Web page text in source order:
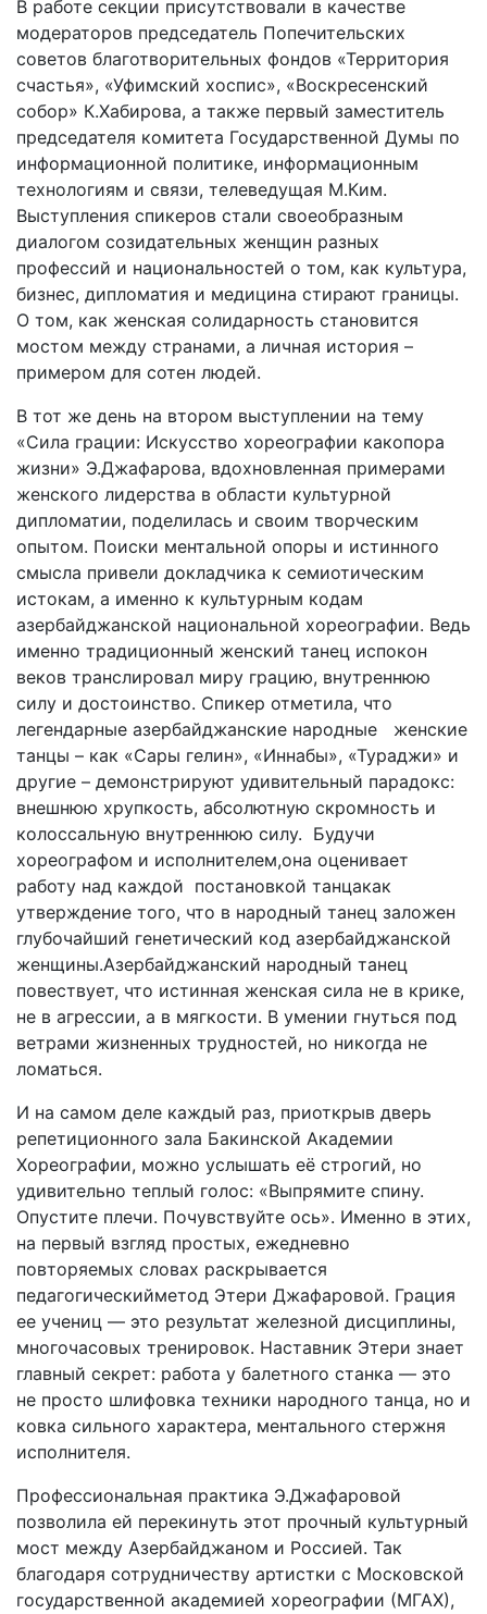
В работе секции присутствовали в качестве
модераторов председатель Попечительских
советов благотворительных фондов «Территория
счастья», «Уфимский хоспис», «Воскресенский
собор» К.Хабирова, а также первый заместитель
председателя комитета Государственной Думы по
информационной политике, информационным
технологиям и связи, телеведущая М.Ким.
Выступления спикеров стали своеобразным
диалогом созидательных женщин разных
профессий и национальностей о том, как культура,
бизнес, дипломатия и медицина стирают границы.
О том, как женская солидарность становится
мостом между странами, а личная история –
примером для сотен людей.
В тот же день на втором выступлении на тему
«Сила грации: Искусство хореографии какопора
жизни» Э.Джафарова, вдохновленная примерами
женского лидерства в области культурной
дипломатии, поделилась и своим творческим
опытом. Поиски ментальной опоры и истинного
смысла привели докладчика к семиотическим
истокам, а именно к культурным кодам
азербайджанской национальной хореографии. Ведь
именно традиционный женский танец испокон
веков транслировал миру грацию, внутреннюю
силу и достоинство. Спикер отметила, что
легендарные азербайджанские народные женские
танцы – как «Сары гелин», «Иннабы», «Тураджи» и
другие – демонстрируют удивительный парадокс:
внешнюю хрупкость, абсолютную скромность и
колоссальную внутреннюю силу. Будучи
хореографом и исполнителем,она оценивает
работу над каждой постановкой танцакак
утверждение того, что в народный танец заложен
глубочайший генетический код азербайджанской
женщины.Азербайджанский народный танец
повествует, что истинная женская сила не в крике,
не в агрессии, а в мягкости. В умении гнуться под
ветрами жизненных трудностей, но никогда не
ломаться.
И на самом деле каждый раз, приоткрыв дверь
репетиционного зала Бакинской Академии
Хореографии, можно услышать её строгий, но
удивительно теплый голос: «Выпрямите спину.
Опустите плечи. Почувствуйте ось». Именно в этих,
на первый взгляд простых, ежедневно
повторяемых словах раскрывается
педагогическийметод Этери Джафаровой. Грация
ее учениц — это результат железной дисциплины,
многочасовых тренировок. Наставник Этери знает
главный секрет: работа у балетного станка — это
не просто шлифовка техники народного танца, но и
ковка сильного характера, ментального стержня
исполнителя.
Профессиональная практика Э.Джафаровой
позволила ей перекинуть этот прочный культурный
мост между Азербайджаном и Россией. Так
благодаря сотрудничеству артистки с Московской
государственной академией хореографии (МГАХ),